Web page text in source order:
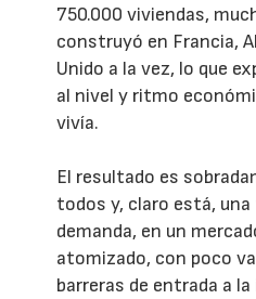
750.000 viviendas,
construyó en Francia,
Unido a la vez, lo que
al nivel y ritmo
vivía.
El resultado es
todos y, claro está,
demanda, en un
atomizado, con poco
barreras de entrada a